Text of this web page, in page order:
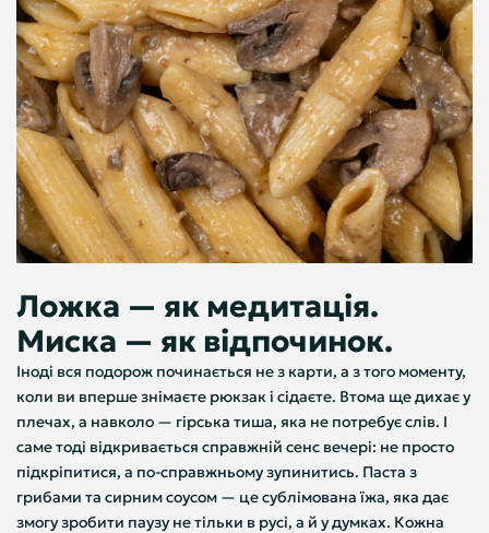
Ложка — як медитація.
Миска — як відпочинок.
Іноді вся подорож починається не з карти, а з того моменту,
коли ви вперше знімаєте рюкзак і сідаєте. Втома ще дихає у
плечах, а навколо — гірська тиша, яка не потребує слів. І
саме тоді відкривається справжній сенс вечері: не просто
підкріпитися, а по-справжньому зупинитись. Паста з
грибами та сирним соусом — це сублімована їжа, яка дає
змогу зробити паузу не тільки в русі, а й у думках. Кожна